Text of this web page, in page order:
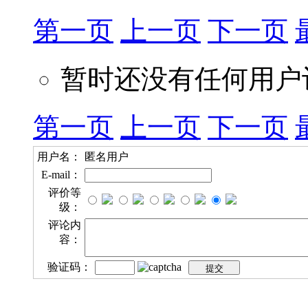
第一页 上一页 下一页
暂时还没有任何用
第一页
上一页 下一页
用户名：
匿名用户
E-mail：
评价等
级：
评论内
容：
验证码：